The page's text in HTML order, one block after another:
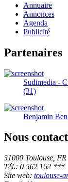
Annuaire
Annonces
Agenda
Publicité
Partenaires
Sudimedia -
(31)
Benjamin
Nous
31000 Toulouse, FR
Tél.: 0 562 162 ***
Site web: toulouse-